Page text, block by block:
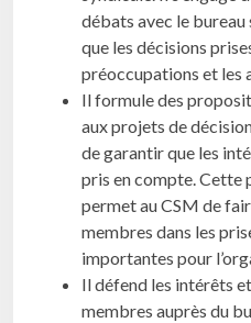
débats avec le bureau
que les décisions
préoccupations et les
Il formule des
aux projets de
de garantir que les
pris en compte.
permet au CSM de
membres dans les
importantes pour
Il défend les intérêts
membres auprès du